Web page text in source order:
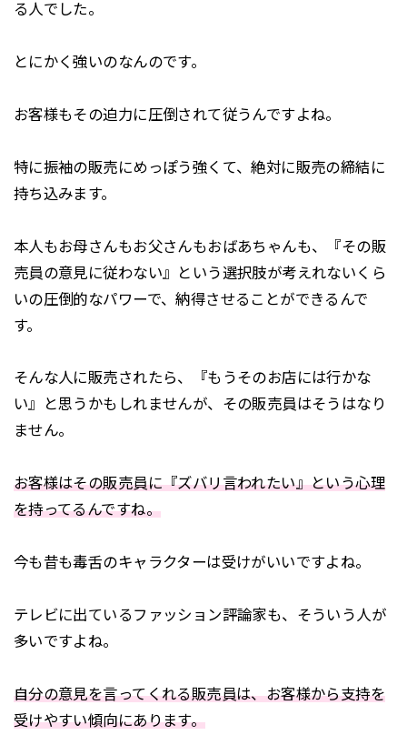
る人でした。
とにかく強いのなんのです。
お客様もその迫力に圧倒されて従うんですよね。
特に振袖の販売にめっぽう強くて、絶対に販売の締結に
持ち込みます。
本人もお母さんもお父さんもおばあちゃんも、『その販
売員の意見に従わない』という選択肢が考えれないくら
いの圧倒的なパワーで、納得させることができるんで
す。
そんな人に販売されたら、『もうそのお店には行かな
い』と思うかもしれませんが、その販売員はそうはなり
ません。
お客様はその販売員に『ズバリ言われたい』という心理
を持ってるんですね。
今も昔も毒舌のキャラクターは受けがいいですよね。
テレビに出ているファッション評論家も、そういう人が
多いですよね。
自分の意見を言ってくれる販売員は、お客様から支持を
受けやすい傾向にあります。